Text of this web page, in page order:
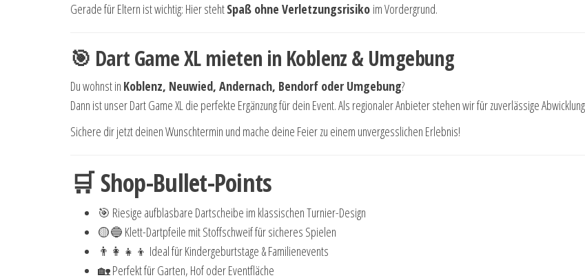
Gerade für Eltern ist wichtig: Hier stehtSpaß ohne Verletzungsrisiko im Vordergrund.
🎯 Dart Game XL mieten in Koblenz & Umgebung
Du wohnst in Koblenz, Neuwied, Andernach, Bendorf oder Umgebung?
Dann ist unser Dart Game XL die perfekte Ergänzung für dein Event. Als regionaler Anbieter stehen wir für zuverlässige
Sichere dir jetzt deinen Wunschtermin und mache deine Feier zu einem unvergesslichen Erlebnis!
🛒 Shop-Bullet-Points
🎯 Riesige aufblasbare Dartscheibe im klassischen Turnier-Design
🟡🔵 Klett-Dartpfeile mit Stoffschweif für sicheres Spielen
👨👩👧👦 Ideal für Kindergeburtstage & Familienevents
🏡 Perfekt für Garten, Hof oder Eventfläche